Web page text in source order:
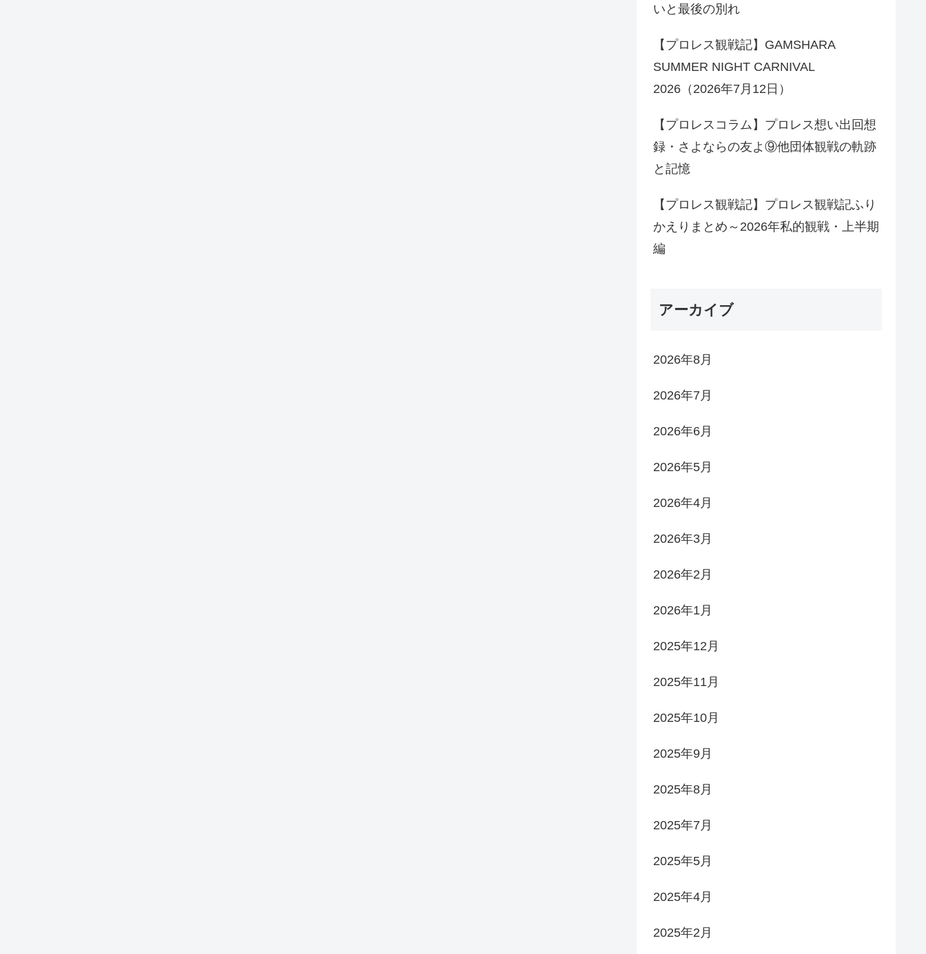
いと最後の別れ
【プロレス観戦記】GAMSHARA
SUMMER NIGHT CARNIVAL
2026（2026年7月12日）
【プロレスコラム】プロレス想い出回想
録・さよならの友よ⑨他団体観戦の軌跡
と記憶
【プロレス観戦記】プロレス観戦記ふり
かえりまとめ～2026年私的観戦・上半期
編
アーカイブ
2026年8月
2026年7月
2026年6月
2026年5月
2026年4月
2026年3月
2026年2月
2026年1月
2025年12月
2025年11月
2025年10月
2025年9月
2025年8月
2025年7月
2025年5月
2025年4月
2025年2月